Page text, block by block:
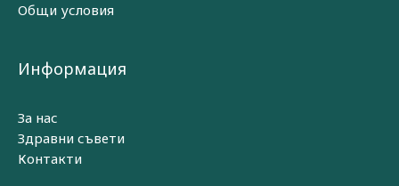
Общи условия
Информация
За нас
Здравни съвети
Контакти